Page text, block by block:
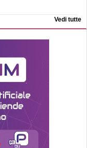
Vedi tutte